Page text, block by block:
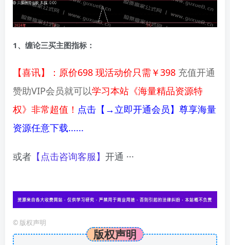
1、缠论三买主图指标：
【喜讯】：原价698 现活动价只需￥398 充值开通
赞助VIP会员就可以学习本站《海量精品资源特
权》非常超值！ 点击【→立即开通会员】尊享海量
资源任意下载......
或者 【点击咨询客服】 开通 ···
© 版权声明
版权声明